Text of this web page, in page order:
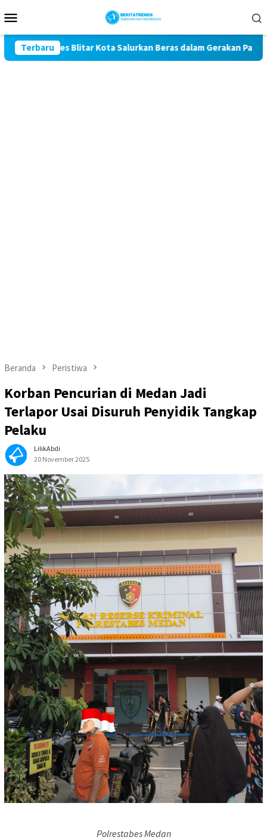
ke
Mobile
Terbaru
Blitar Kota Salurkan Beras dalam Gerakan Pangan Murah
Beranda Peristiwa
Korban Pencurian di Medan Jadi
Terlapor Usai Disuruh Penyidik Tangkap
Pelaku
LilikAbdi
20 November 2025
Polrestabes Medan